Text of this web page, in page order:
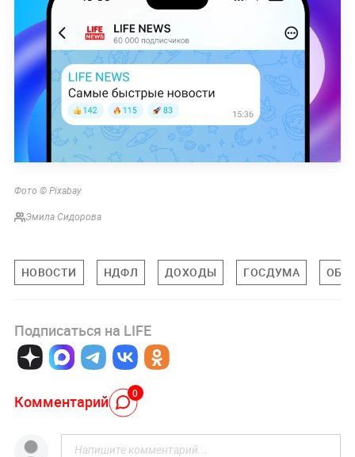
Фото © Pixabay
Эмила Сидорова
НОВОСТИ НДФЛ ДОХОДЫ ГОСДУМА
Подписаться на LIFE
Комментарий 0